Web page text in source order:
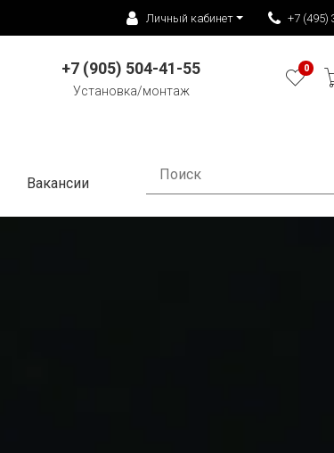
Личный кабинет +7 (495)
+7 (905) 504-41-55
Установка/монтаж
0
Вакансии